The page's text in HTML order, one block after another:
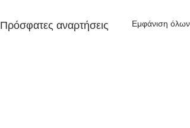
Πρόσφατες αναρτήσεις Εμφάνιση όλων